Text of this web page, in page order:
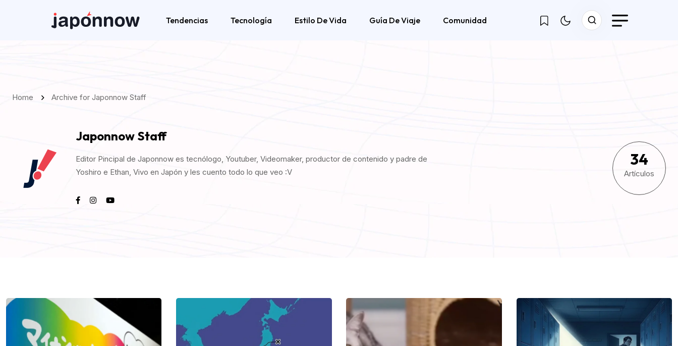
Tendencias Tecnología Estilo De Vida Guía De Viaje Comunidad
Home Archive for Japonnow Staff
Japonnow Staff
Editor Pincipal de Japonnow es tecnólogo, Youtuber, Videomaker, productor de contenido y padre de
Yoshiro e Ethan, Vivo en Japón y les cuento todo lo que veo :V
34
Artículos